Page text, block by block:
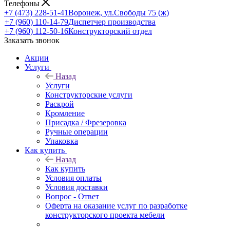
Телефоны
+7 (473) 228-51-41Воронеж, ул.Свободы 75 (ж)
+7 (960) 110-14-79Диспетчер производства
+7 (960) 112-50-16Конструкторский отдел
Заказать звонок
Акции
Услуги
Назад
Услуги
Конструкторские услуги
Раскрой
Кромление
Присадка / Фрезеровка
Ручные операции
Упаковка
Как купить
Назад
Как купить
Условия оплаты
Условия доставки
Вопрос - Ответ
Оферта на оказание услуг по разработке
конструкторского проекта мебели